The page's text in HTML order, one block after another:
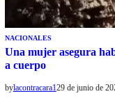
NACIONALES
Una mujer asegura
a cuerpo
bylacontracara129 de junio de